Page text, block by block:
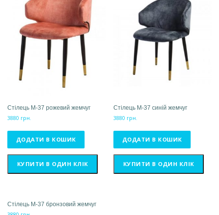
Стілець М-37 рожевий жемчуг
3880 грн.
ДОДАТИ В КОШИК
КУПИТИ В ОДИН КЛІК
Стілець М-37 синій жемчуг
3880 грн.
ДОДАТИ В КОШИК
КУПИТИ В ОДИН КЛІК
Стілець М-37 бронзовий жемчуг